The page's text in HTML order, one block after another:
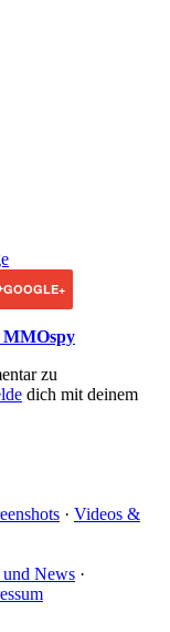
GOOGLE+
MMOspy
zu
dich mit deinem
· Videos &
und News ·